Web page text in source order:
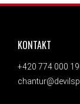
ZÁPATÍ
KONTAKT
+420 774 000